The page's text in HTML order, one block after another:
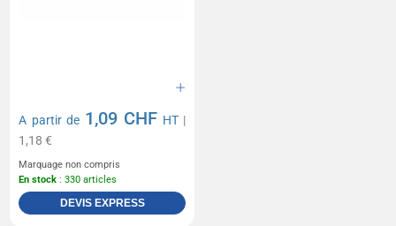
A partir de 1,09 CHF HT|
1,18 €
Marquage non compris
En stock : 330 articles
DEVIS EXPRESS